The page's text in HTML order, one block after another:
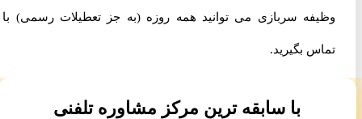
وظیفه سربازی می توانید همه روزه (به جز تعطیلات رسمی) با ما
تماس بگیرید.
با سابقه ترین مرکز مشاوره تلفنی